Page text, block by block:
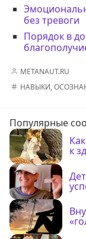
без тревоги
Порядок в
METANAUT.RU
НАВЫКИ,
Популярные
к